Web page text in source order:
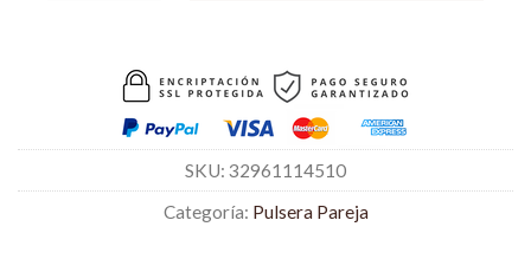
SKU: 32961114510
Categoría: Pulsera Pareja